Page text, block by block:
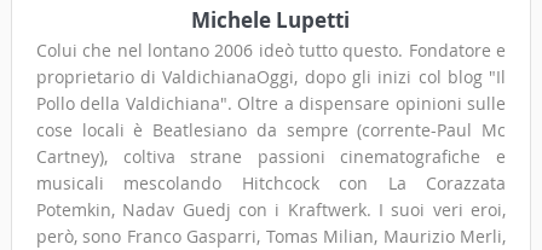
Michele Lupetti
Colui che nel lontano 2006 ideò tutto questo. Fondatore e
proprietario di ValdichianaOggi, dopo gli inizi col blog "Il
Pollo della Valdichiana". Oltre a dispensare opinioni sulle
cose locali è Beatlesiano da sempre (corrente-Paul Mc
Cartney), coltiva strane passioni cinematografiche e
musicali mescolando Hitchcock con La Corazzata
Potemkin, Nadav Guedj con i Kraftwerk. I suoi veri eroi,
però, sono Franco Gasparri, Tomas Milian, Maurizio Merli,